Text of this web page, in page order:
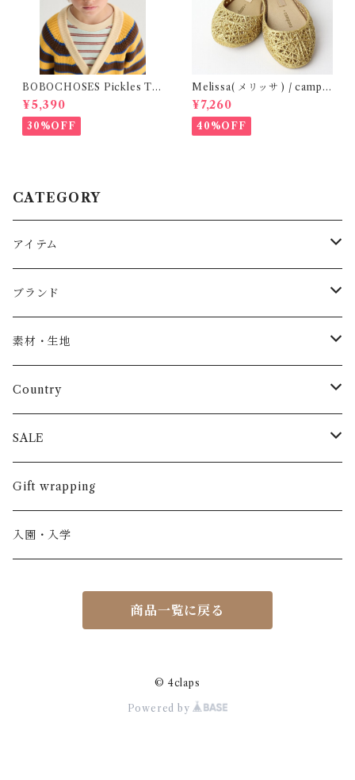
BOBOCHOSES Pickles Th
e dog denim cap / 52,54
¥5,390
30%OFF
Melissa( メリッサ ) / campa
na ( Gold )28-33
¥7,260
40%OFF
CATEGORY
アイテム
Baby
トップス
長袖
半袖
パンツ
長ズボン
半ズボン
スカート
ワンピース
カーディガン / 羽織もの
ブランド
AS WE GROW
ARCH&LINE
BABE & TESS
BOBOCHOSES
BONHEUR DU JOUR
素材・生地
コットン 100%
リネン( 麻 )
ウール
アルパカ
Country
France / フランス
Italy / イタリア
NY / ニューヨーク
Spain / スペイン
SALE
男の子
女の子
くつ・帽子・Bag
Gift wrapping
入園・入学
商品一覧に戻る
© 4claps
Powered by